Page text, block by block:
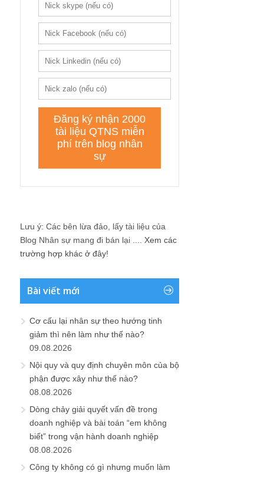
Lưu ý: Các bên lừa đảo, lấy tài liệu của
Blog Nhân sự mang đi bán lại .... Xem các
trường hợp khác ở đây!
Bài viết mới
Cơ cấu lại nhân sự theo hướng tinh
giảm thì nên làm như thế nào?
09.08.2026
Nội quy và quy định chuyên môn của bộ
phận được xây như thế nào?
08.08.2026
Dòng chảy giải quyết vấn đề trong
doanh nghiệp và bài toán “em không
biết” trong vận hành doanh nghiệp
08.08.2026
Công ty không có gì nhưng muốn làm